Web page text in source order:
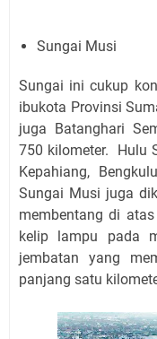
Sungai Musi
Sungai ini cukup
ibukota Provinsi
juga Batanghari
750 kilometer. Hulu
Kepahiang,
Sungai Musi juga
membentang di
kelip lampu pada
jembatan yang
panjang satu